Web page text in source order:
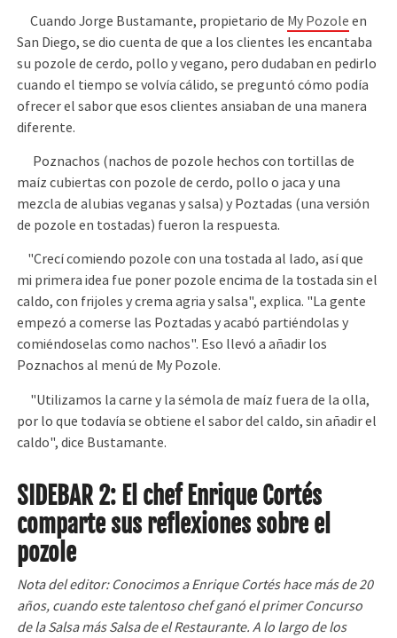
Cuando Jorge Bustamante, propietario de My Pozole en
San Diego, se dio cuenta de que a los clientes les encantaba
su pozole de cerdo, pollo y vegano, pero dudaban en pedirlo
cuando el tiempo se volvía cálido, se preguntó cómo podía
ofrecer el sabor que esos clientes ansiaban de una manera
diferente.
Poznachos (nachos de pozole hechos con tortillas de
maíz cubiertas con pozole de cerdo, pollo o jaca y una
mezcla de alubias veganas y salsa) y Poztadas (una versión
de pozole en tostadas) fueron la respuesta.
"Crecí comiendo pozole con una tostada al lado, así que
mi primera idea fue poner pozole encima de la tostada sin el
caldo, con frijoles y crema agria y salsa", explica. "La gente
empezó a comerse las Poztadas y acabó partiéndolas y
comiéndoselas como nachos". Eso llevó a añadir los
Poznachos al menú de My Pozole.
"Utilizamos la carne y la sémola de maíz fuera de la olla,
por lo que todavía se obtiene el sabor del caldo, sin añadir el
caldo", dice Bustamante.
SIDEBAR 2: El chef Enrique Cortés
comparte sus reflexiones sobre el
pozole
Nota del editor: Conocimos a Enrique Cortés hace más de 20
años, cuando este talentoso chef ganó el primer Concurso
de la Salsa más Salsa de el Restaurante. A lo largo de los